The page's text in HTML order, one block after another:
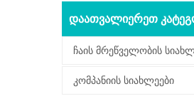
ᲓᲐᲐᲗᲕᲐᲚᲘᲔᲠᲔᲗ
ჩაის მრეწველობის
კომპანიის სიახლეები